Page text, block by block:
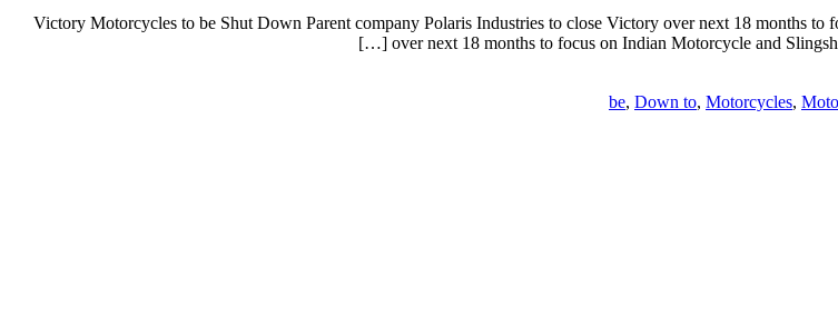
Victory Motorcycles to be Shut Down Parent company Polaris Industries to close Victory over next 18 months
over next 18 months to focus on Indian Motorcycle and
be, Down to, Motorcycles,